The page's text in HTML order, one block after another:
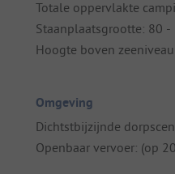
Totale oppervlakte
Staanplaatsgrootte: 80 -
Hoogte boven
Omgeving
Dichtstbijzijnde
Openbaar vervoer: (op